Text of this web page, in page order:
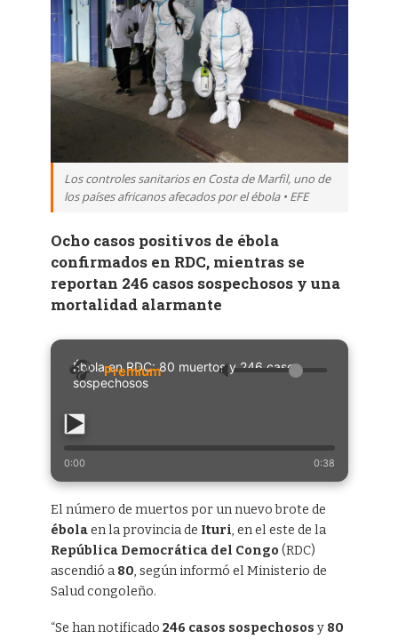
Los controles sanitarios en Costa de Marfil, uno de
los países africanos afecados por el ébola • EFE
Ocho casos positivos de ébola
confirmados en RDC, mientras se
reportan 246 casos sospechosos y una
mortalidad alarmante
Ébola en RDC: 80 muertos y 246 casos
sospechosos
🔈
0:00 0:38
El número de muertos por un nuevo brote de
ébolaen la provincia de Ituri, en el este de la
República Democrática del Congo (RDC)
ascendió a 80, según informó el Ministerio de
Salud congoleño.
“Se han notificado 246 casos sospechosos y 80